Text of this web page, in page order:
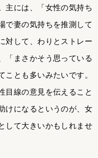
主には、「女性の気持ち
で妻の気持ちを推測して
対して、わりとストレー
「まさかそう思っている
ことも多いみたいです。
目線の意見を伝えること
けになるというのが、女
して大きいかもしれませ